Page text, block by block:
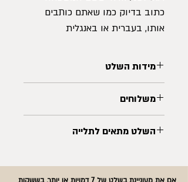
כתוב בדיוק כמו שאתם כותבים
אותו, בעברית או באנגלית
הפרטיים, ואפילו להפריד ביניהם עם
(שמתי אותו פה שתוכלי לעשות
מידות השלט
רוחב: 30
ס"מ
משלוחים
במשלוח או באיסוף עצמי, בהתאם
השלט מתאים לתלייה
או תנאי חוץ מוגנים - ללא חשיפה ישירה